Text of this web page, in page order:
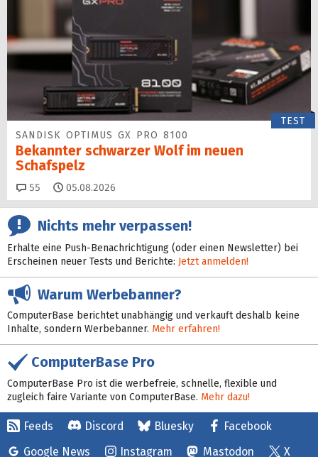
TEST
SANDISK OPTIMUS GX PRO 8100
Bekannter schwarzer Wolf im neuen
Schafspelz
55 Kommentare
05.08.2026
Nichts mehr verpassen!
Erhalte eine Push-Benachrichtigung (oder einen Newsletter) bei
Erscheinen neuer Tests und Berichte: Jetzt anmelden!
Warum Werbebanner?
ComputerBase berichtet unabhängig und verkauft deshalb keine
Inhalte, sondern Werbebanner. Mehr erfahren!
ComputerBase Pro
ComputerBase Pro ist die werbefreie, schnelle, flexible und
zugleich faire Variante von ComputerBase. Mehr dazu!
Feeds Discord Bluesky
Facebook
Google News
Instagram Mastodon X